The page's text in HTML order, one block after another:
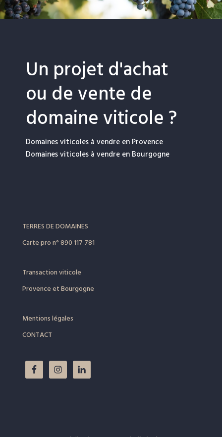
Un projet d'achat
ou de vente de
domaine viticole ?
Domaines viticoles à vendre en Provence
Domaines viticoles à vendre en Bourgogne
TERRES DE DOMAINES
Carte pron° 890 117 781
Transaction viticole
ProvenceetBourgogne
Mentions légales
CONTACT